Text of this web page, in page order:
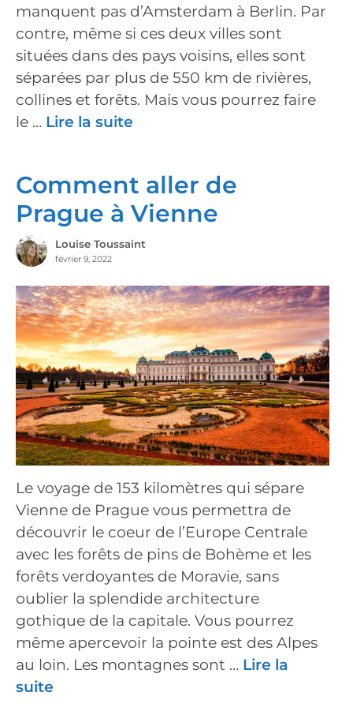
manquent pas d’Amsterdam à Berlin. Par
contre, même si ces deux villes sont
situées dans des pays voisins, elles sont
séparées par plus de 550 km de rivières,
collines et forêts. Mais vous pourrez faire
le … Lire la suite
Comment aller de
Prague à Vienne
Louise Toussaint
février 9, 2022
Le voyage de 153 kilomètres qui sépare
Vienne de Prague vous permettra de
découvrir le coeur de l’Europe Centrale
avec les forêts de pins de Bohème et les
forêts verdoyantes de Moravie, sans
oublier la splendide architecture
gothique de la capitale. Vous pourrez
même apercevoir la pointe est des Alpes
au loin. Les montagnes sont … Lire la
suite